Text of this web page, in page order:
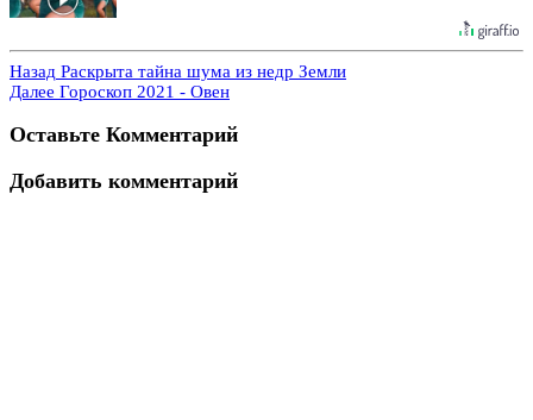
Назад Раскрыта тайна шума из недр Земли
Далее Гороскоп 2021 - Овен
Оставьте Комментарий
Добавить комментарий